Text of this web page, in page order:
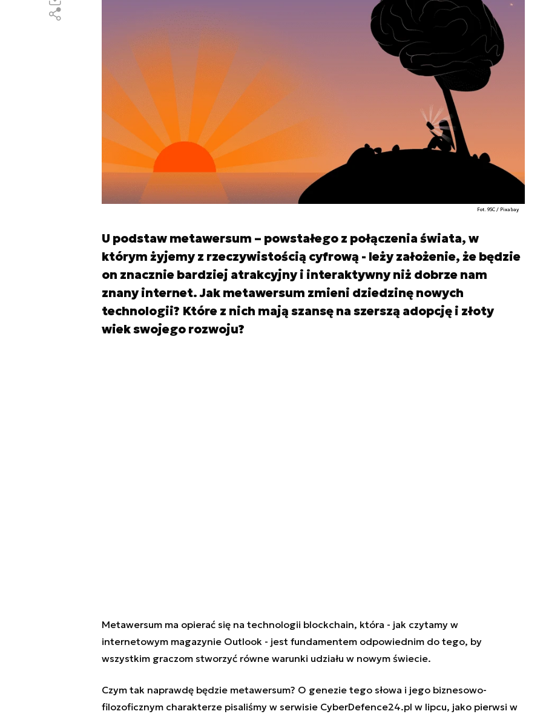
Fot. 95C / Pixabay
U podstaw metawersum – powstałego z połączenia świata, w
którym żyjemy z rzeczywistością cyfrową - leży założenie, że będzie
on znacznie bardziej atrakcyjny i interaktywny niż dobrze nam
znany internet. Jak metawersum zmieni dziedzinę nowych
technologii? Które z nich mają szansę na szerszą adopcję i złoty
wiek swojego rozwoju?
Metawersum ma opierać się na technologii blockchain, która - jak czytamy w
internetowym magazynie Outlook - jest fundamentem odpowiednim do tego, by
wszystkim graczom stworzyć równe warunki udziału w nowym świecie.
Czym tak naprawdę będzie metawersum? O genezie tego słowa i jego biznesowo-
filozoficznym charakterze pisaliśmy w serwisie CyberDefence24.pl w lipcu, jako pierwsi w